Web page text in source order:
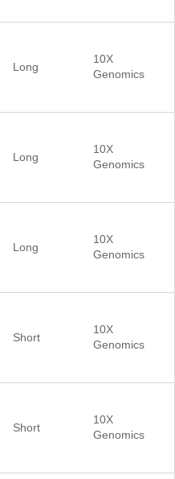
Long
10X
Genomics
Long
10X
Genomics
Long
10X
Genomics
Short
10X
Genomics
Short
10X
Genomics